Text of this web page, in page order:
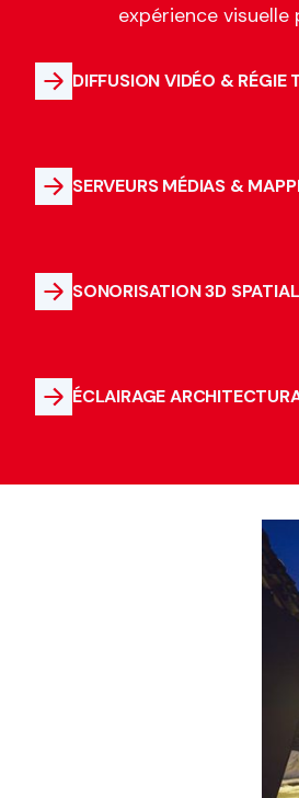
expérience visuelle
DIFFUSION VIDÉO & RÉGIE
SERVEURS MÉDIAS &
SONORISATION 3D
ÉCLAIRAGE